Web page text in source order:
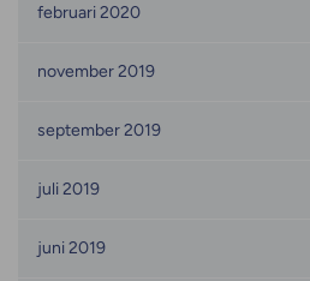
februari 2020
november 2019
september 2019
juli 2019
juni 2019